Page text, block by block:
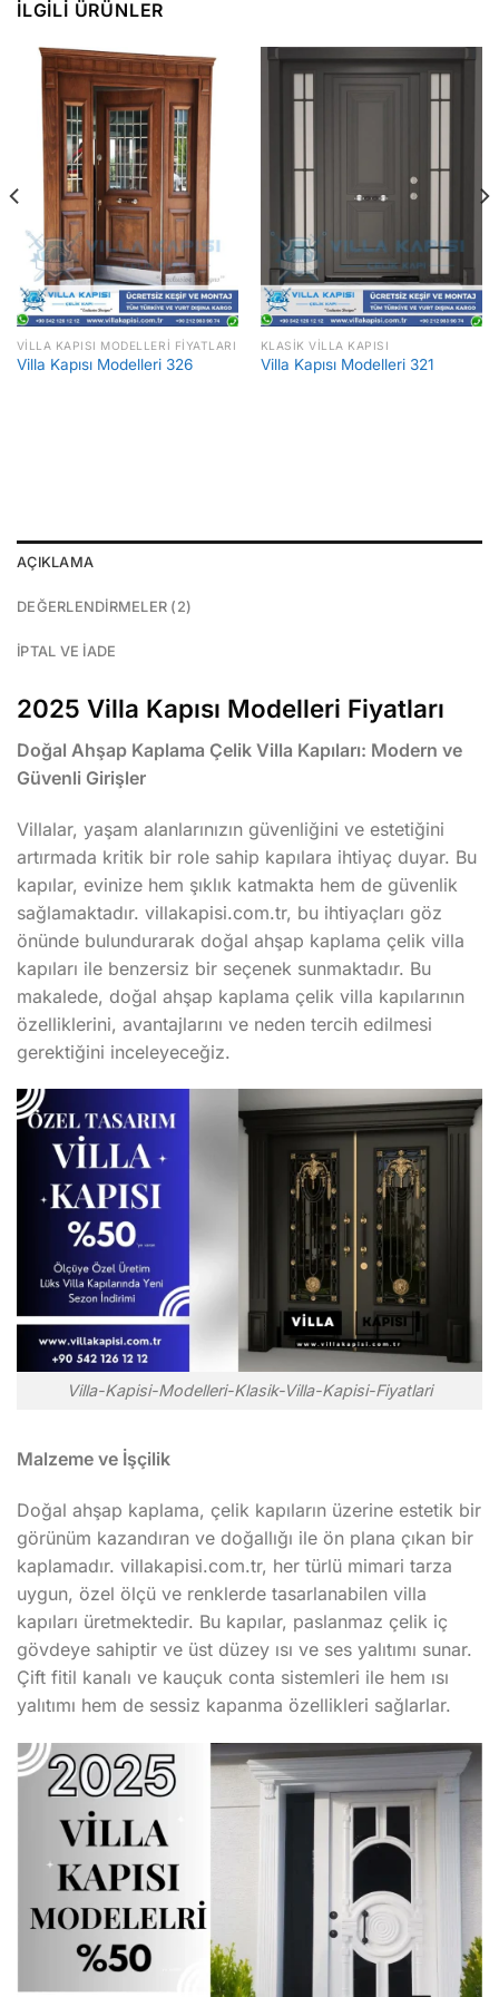
İLGILI ÜRÜNLER
VILLA KAPISI MODELLERI FIYATLARI
Villa Kapısı Modelleri 326
KLASIK VILLA KAPISI
Villa Kapısı Modelleri 321
AÇIKLAMA
DEĞERLENDIRMELER (2)
İPTAL VE İADE
2025 Villa Kapısı Modelleri Fiyatları
Doğal Ahşap Kaplama Çelik Villa Kapıları: Modern ve
Güvenli Girişler
Villalar, yaşam alanlarınızın güvenliğini ve estetiğini
artırmada kritik bir role sahip kapılara ihtiyaç duyar. Bu
kapılar, evinize hem şıklık katmakta hem de güvenlik
sağlamaktadır. villakapisi.com.tr, bu ihtiyaçları göz
önünde bulundurarak doğal ahşap kaplama çelik villa
kapıları ile benzersiz bir seçenek sunmaktadır. Bu
makalede, doğal ahşap kaplama çelik villa kapılarının
özelliklerini, avantajlarını ve neden tercih edilmesi
gerektiğini inceleyeceğiz.
Villa-Kapisi-Modelleri-Klasik-Villa-Kapisi-Fiyatlari
Malzeme ve İşçilik
Doğal ahşap kaplama, çelik kapıların üzerine estetik bir
görünüm kazandıran ve doğallığı ile ön plana çıkan bir
kaplamadır. villakapisi.com.tr, her türlü mimari tarza
uygun, özel ölçü ve renklerde tasarlanabilen villa
kapıları üretmektedir. Bu kapılar, paslanmaz çelik iç
gövdeye sahiptir ve üst düzey ısı ve ses yalıtımı sunar.
Çift fitil kanalı ve kauçuk conta sistemleri ile hem ısı
yalıtımı hem de sessiz kapanma özellikleri sağlarlar.